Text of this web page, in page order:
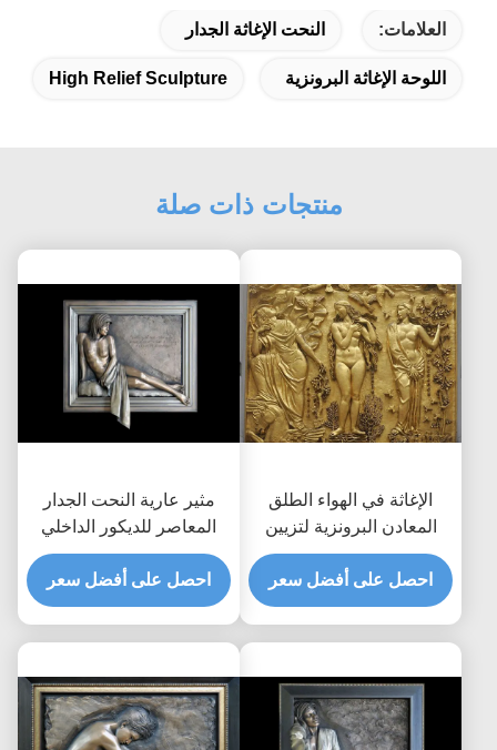
العلامات: النحت الإغاثة الجدار
اللوحة الإغاثة البرونزية High Relief Sculpture
منتجات ذات صلة
الإغاثة في الهواء الطلق
المعادن البرونزية لتزيين
الجدران تخصيص حجم
احصل على أفضل سعر
مثير عارية النحت الجدار
المعاصر للديكور الداخلي
200 * 180 سم
احصل على أفضل سعر